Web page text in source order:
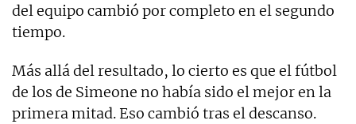
del equipo cambió por completo en el segundo
tiempo.
Más allá del resultado, lo cierto es que el fútbol
de los de Simeone no había sido el mejor en la
primera mitad. Eso cambió tras el descanso.